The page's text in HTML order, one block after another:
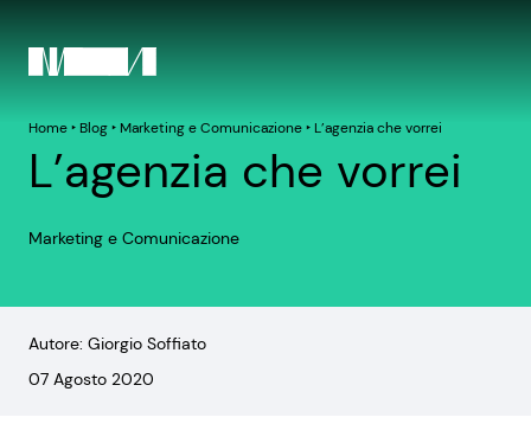
Home‣ Blog‣ Marketing e Comunicazione‣ L’agenzia che vorrei
L’agenzia che vorrei
Marketing e Comunicazione
Autore: Giorgio Soffiato
07 Agosto 2020